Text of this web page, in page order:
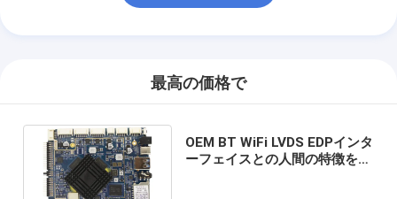
最高の価格で
OEM BT WiFi LVDS EDPインタ
ーフェイスとの人間の特徴をも